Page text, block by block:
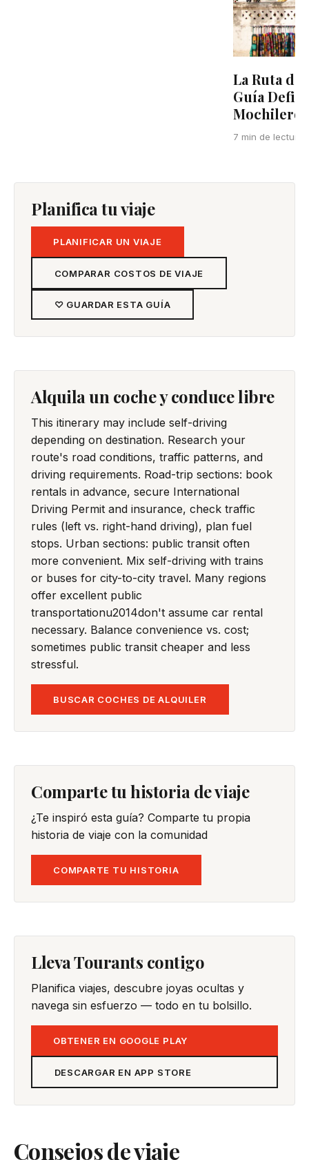
La Ruta
Guía
Mochilero
7 min de lectura
Planifica tu viaje
PLANIFICAR UN VIAJE
COMPARAR COSTOS DE VIAJE
♡ GUARDAR ESTA GUÍA
Alquila un coche y conduce libre
This itinerary may include self-driving
depending on destination. Research your
route's road conditions, traffic patterns, and
driving requirements. Road-trip sections: book
rentals in advance, secure International
Driving Permit and insurance, check traffic
rules (left vs. right-hand driving), plan fuel
stops. Urban sections: public transit often
more convenient. Mix self-driving with trains
or buses for city-to-city travel. Many regions
offer excellent public
transportationu2014don't assume car rental
necessary. Balance convenience vs. cost;
sometimes public transit cheaper and less
stressful.
BUSCAR COCHES DE ALQUILER
Comparte tu historia de viaje
¿Te inspiró esta guía? Comparte tu propia
historia de viaje con la comunidad
COMPARTE TU HISTORIA
Lleva Tourants contigo
Planifica viajes, descubre joyas ocultas y
navega sin esfuerzo — todo en tu bolsillo.
OBTENER EN GOOGLE PLAY
DESCARGAR EN APP STORE
Consejos de viaje